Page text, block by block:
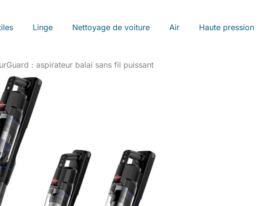
Linge Nettoyage de voiture Air Haute pression
: aspirateur balai sans fil puissant